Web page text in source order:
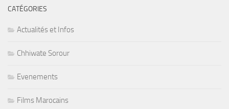
CATÉGORIES
Actualités et Infos
Chhiwate Sorour
Evenements
Films Marocains